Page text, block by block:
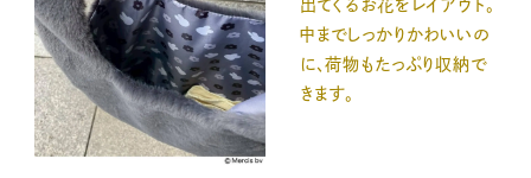
出てくるお花をレイアウト。
中までしっかりかわいいの
に、荷物もたっぷり収納で
きます。